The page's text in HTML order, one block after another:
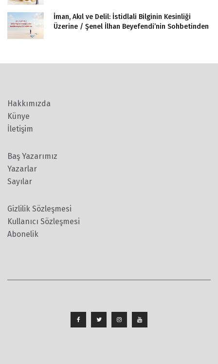
İman, Akıl ve Delil: İstidlali Bilginin Kesinliği
Üzerine / Şenel İlhan Beyefendi’nin Sohbetinden
Hakkımızda
Künye
İletişim
Baş Yazarımız
Yazarlar
Sayılar
Gizlilik Sözleşmesi
Kullanıcı Sözleşmesi
Abonelik